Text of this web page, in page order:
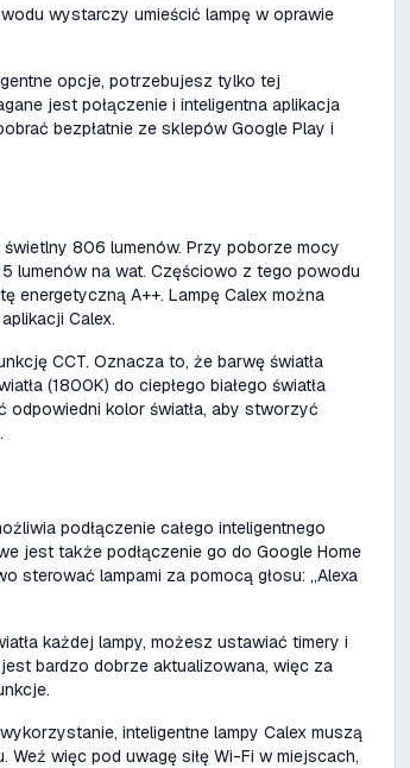
wystarczy umieścić lampę w oprawie
opcje, potrzebujesz tylko tej
jest połączenie i inteligentna aplikacja
bezpłatnie ze sklepów Google Play i
świetlny 806 lumenów. Przy poborze mocy
lumenów na wat. Częściowo z tego powodu
energetyczną A++. Lampę Calex można
Calex.
CCT. Oznacza to, że barwę światła
(1800K) do ciepłego białego światła
odpowiedni kolor światła, aby stworzyć
podłączenie całego inteligentnego
jest także podłączenie go do Google Home
sterować lampami za pomocą głosu: „Alexa
każdej lampy, możesz ustawiać timery i
bardzo dobrze aktualizowana, więc za
inteligentne lampy Calex muszą
Weź więc pod uwagę siłę Wi-Fi w miejscach,